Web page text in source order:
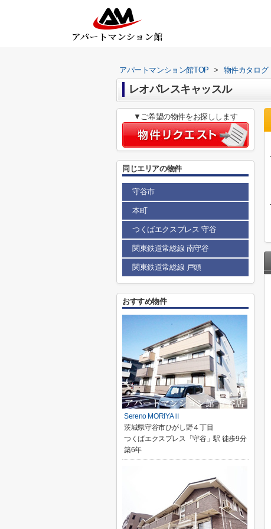
アパートマンション館TOP > 物件カタログ
レオパレスキャッスル
▼ご希望の物件をお探しします
同じエリアの物件
守谷市
本町
つくばエクスプレス 守谷
関東鉄道常総線 南守谷
関東鉄道常総線 戸頭
おすすめ物件
Sereno MORIYAⅡ
茨城県守谷市ひがし野４丁目
つくばエクスプレス「守谷」駅 徒歩9分
築6年